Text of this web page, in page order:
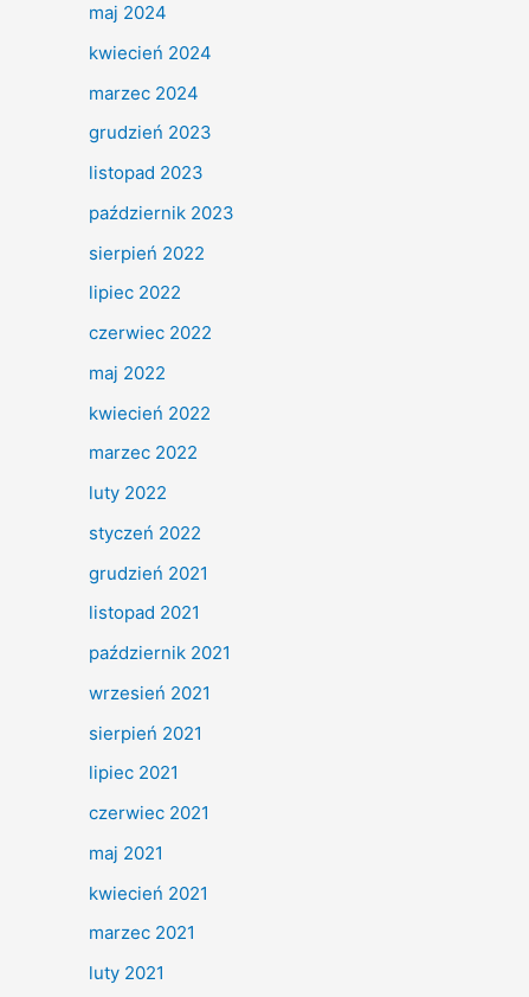
maj 2024
kwiecień 2024
marzec 2024
grudzień 2023
listopad 2023
październik 2023
sierpień 2022
lipiec 2022
czerwiec 2022
maj 2022
kwiecień 2022
marzec 2022
luty 2022
styczeń 2022
grudzień 2021
listopad 2021
październik 2021
wrzesień 2021
sierpień 2021
lipiec 2021
czerwiec 2021
maj 2021
kwiecień 2021
marzec 2021
luty 2021